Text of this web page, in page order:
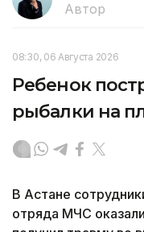
Автор
08:30, 06 Августа 2026
Ребенок
рыбалки на
В Астане
отряда МЧС